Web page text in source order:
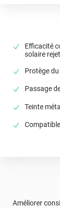
Efficacité
solaire
Protège
Passage
Teinte
Produit
vivement
Améliorer